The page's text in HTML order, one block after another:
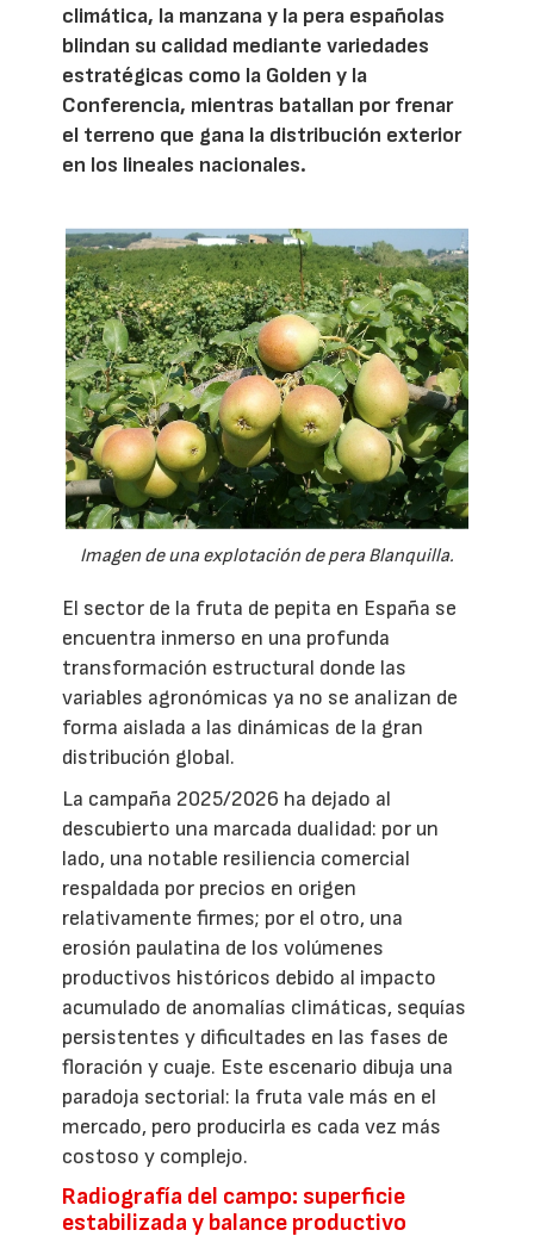
climática, la manzana y la pera españolas
blindan su calidad mediante variedades
estratégicas como la Golden y la
Conferencia, mientras batallan por frenar
el terreno que gana la distribución exterior
en los lineales nacionales.
Imagen de una explotación de pera Blanquilla.
El sector de la fruta de pepita en España se
encuentra inmerso en una profunda
transformación estructural donde las
variables agronómicas ya no se analizan de
forma aislada a las dinámicas de la gran
distribución global.
La campaña 2025/2026 ha dejado al
descubierto una marcada dualidad: por un
lado, una notable resiliencia comercial
respaldada por precios en origen
relativamente firmes; por el otro, una
erosión paulatina de los volúmenes
productivos históricos debido al impacto
acumulado de anomalías climáticas, sequías
persistentes y dificultades en las fases de
floración y cuaje. Este escenario dibuja una
paradoja sectorial: la fruta vale más en el
mercado, pero producirla es cada vez más
costoso y complejo.
Radiografía del campo: superficie
estabilizada y balance productivo